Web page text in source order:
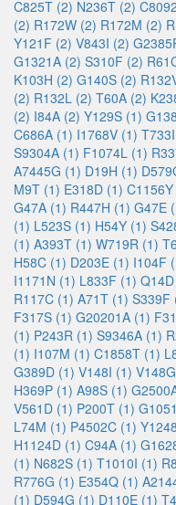
C825T (2) N236T (2)
(2) R172W (2) R172M (2)
Y121F (2) V843I (2)
G1321A (2) S310F (2)
K103H (2) G140S (2)
(2) R132L (2) T60A (2)
(2) I84A (2) Y129S (1)
C686A (1) I1768V (1)
S9304A (1) F1074L (1)
A7445G (1) D19H (1)
M9T (1) E318D (1)
G47A (1) R447H (1) G47E
(1) L523S (1) H54Y (1)
(1) A393T (1) W719R (1)
H58C (1) D203E (1) I104F
I1171N (1) L833F (1)
R117C (1) A71T (1) S339F
F317S (1) G20201A (1)
(1) P243R (1) S9346A (1)
(1) I107M (1) C1858T (1)
G389D (1) V148I (1)
H369P (1) A98S (1)
V561D (1) P200T (1)
L74M (1) P4502C (1)
H1124D (1) C94A (1)
(1) N682S (1) T1010I (1)
R776G (1) E354Q (1)
(1) D594G (1) D110E (1)